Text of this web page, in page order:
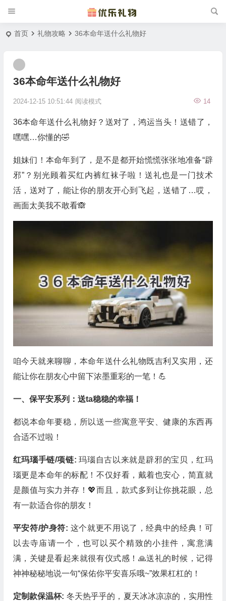
首页 礼物攻略 36本命年送什么礼物好
36本命年送什么礼物好
2024-12-15 10:51:44 14
阅读模式
36本命年送什么礼物好？送对了，鸿运当头！送错了，
嘿嘿…你懂的🤣
姐妹们！本命年到了，是不是都开始慌慌张张地准备“辟
邪”？别光顾着买红内裤红袜子啦！送礼也是一门技术
活，送对了，能让你的朋友开心到飞起，送错了…哎，
画面太美我不敢看🙈
咱今天就来聊聊，本命年送什么礼物既吉利又实用，还
能让你在朋友心中留下浓墨重彩的一笔！💪
一、保平安系列：送ta稳稳的幸福！
都说本命年要稳，所以送一些寓意平安、健康的东西再
合适不过啦！
红玛瑙手链/项链:玛瑙自古以来就是辟邪的宝贝，红玛
瑙更是本命年的标配！不仅好看，戴着也安心，简直就
是颜值与实力并存！💖而且，款式多到让你挑花眼，总
有一款适合你的朋友！
平安符/护身符: 这个就更不用说了，经典中的经典！可
以去寺庙请一个，也可以买个精致的小挂件，寓意满
满，关键是看起来就很有仪式感！🙏送礼的时候，记得
神神秘秘地说一句“保佑你平安喜乐哦~”效果杠杠的！
定制款保温杯: 冬天热乎乎的，夏天冰冰凉凉的，实用性